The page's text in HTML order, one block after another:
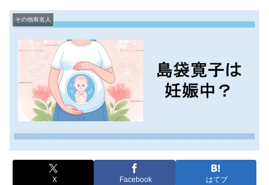
その他有名人
X Facebook はてブ